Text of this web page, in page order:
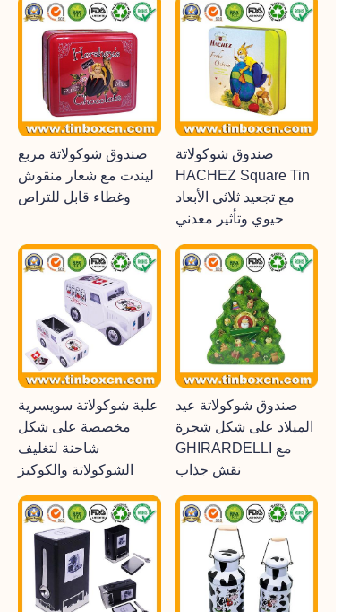
صندوق شوكولاتة مربع
ليندت مع شعار منقوش
وغطاء قابل للتراص
صندوق شوكولاتة
HACHEZ Square Tin
مع تجعيد ثلاثي الأبعاد
حيوي وتأثير معدني
علبة شوكولاتة سويسرية
مخصصة على شكل
شاحنة لتغليف
الشوكولاتة والكوكيز
صندوق شوكولاتة عيد
الميلاد على شكل شجرة
GHIRARDELLI مع
نقش جذاب